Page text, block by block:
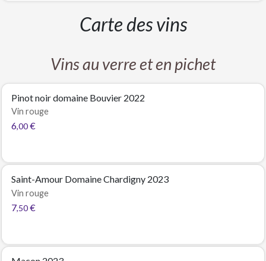
Carte des vins
Vins au verre et en pichet
Pinot noir domaine Bouvier 2022
Vin rouge
6,00 €
Saint-Amour Domaine Chardigny 2023
Vin rouge
7,50 €